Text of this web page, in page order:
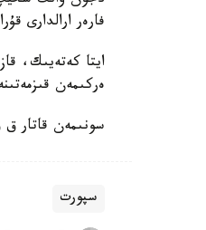
فارەر ارالدارى
ايتا كەتەيىك،
ەركىمەن
سونىمەن قاتار
سپورت